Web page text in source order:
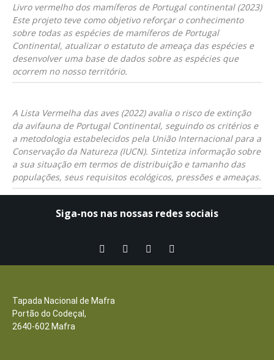
Livro vermelho dos mamíferos de Portugal continental (2023)
Este projeto teve como objetivo reforçar o conhecimento
sobre todas as espécies de mamíferos de Portugal
Continental, atualizar o estatuto de ameaça das espécies e
desenvolver uma base de dados sobre as espécies que
ocorrem no nosso território.
A Lista Vermelha das aves (2022) avalia o risco de extinção
da avifauna de Portugal Continental, seguindo os critérios e
a metodologia estabelecidos pela União Internacional para a
Conservação da Natureza (IUCN). Sintetiza informação sobre
a sua situação em termos de distribuição e tamanho das
populações, seus requisitos ecológicos, pressões e ameaças.
Siga-nos nas nossas redes sociais​
Tapada Nacional de Mafra
Portão do Codeçal,
2640-602 Mafra